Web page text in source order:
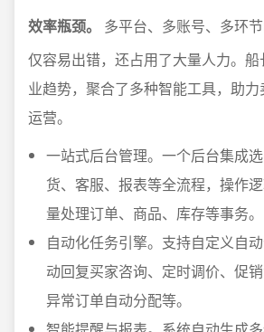
效率瓶颈。
多平台、多账号、多环
仅容易出错，还占用了大量人力。
业趋势，聚合了多种智能工具，助力
运营。
一站式后台管理。一个后台集成
货、客服、报表等全流程，操作
量处理订单、商品、库存等事务。
自动化任务引擎。支持自定义自
动回复买家咨询、定时调价、促销
异常订单自动分配等。